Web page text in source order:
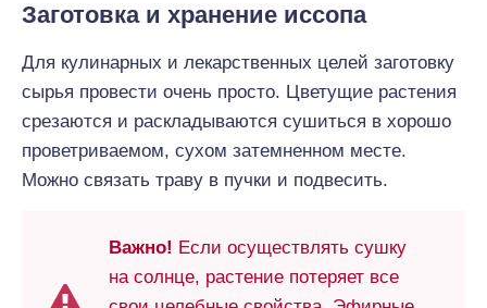
Заготовка и хранение иссопа
Для кулинарных и лекарственных целей заготовку
сырья провести очень просто. Цветущие растения
срезаются и раскладываются сушиться в хорошо
проветриваемом, сухом затемненном месте.
Можно связать траву в пучки и подвесить.
Важно! Если осуществлять сушку
на солнце, растение потеряет все